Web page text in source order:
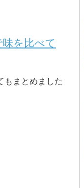
を比べて
もまとめました